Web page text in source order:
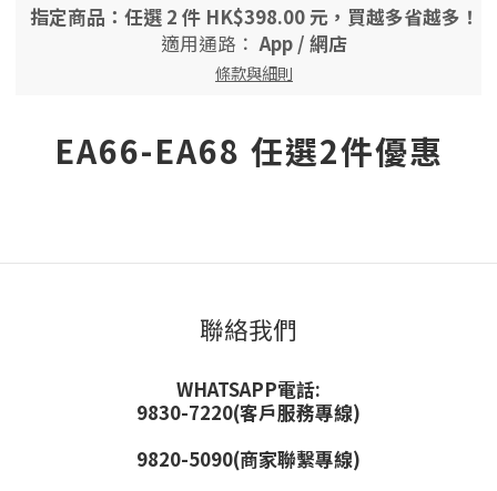
指定商品：任選 2 件 HK$398.00 元，買越多省越多！
適用通路：App / 網店
條款與細則
EA66-EA68 任選2件優惠
聯絡我們
WHATSAPP電話:
9830-7220(客戶服務專線)
9820-5090(商家聯繫專線)